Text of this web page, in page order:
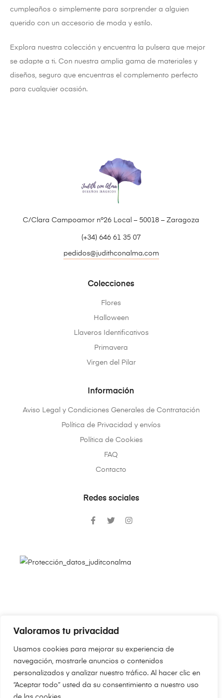
Valoramos tu privacidad
Usamos cookies para mejorar su experiencia de
navegación, mostrarle anuncios o contenidos
personalizados y analizar nuestro tráfico. Al hacer clic en
“Aceptar todo” usted da su consentimiento a nuestro uso
cumpleaños o simplemente para sorprender a alguien
querido con un accesorio de moda y estilo.
Explora nuestra colección y encuentra la pulsera que mejor
se adapte a ti. Con nuestra amplia gama de materiales y
diseños, seguro que encuentras el complemento perfecto
para cualquier ocasión.
C/Clara Campoamor nº26 Local – 50018 – Zaragoza
(+34) 646 61 35 07
pedidos@judithconalma.com
Colecciones
Flores
Halloween
Llaveros Identificativos
Primavera
Virgen del Pilar
Información
Aviso Legal y Condiciones Generales de Contratación
Política de Privacidad y envíos
Política de Cookies
FAQ
Contacto
Redes sociales
reservados.